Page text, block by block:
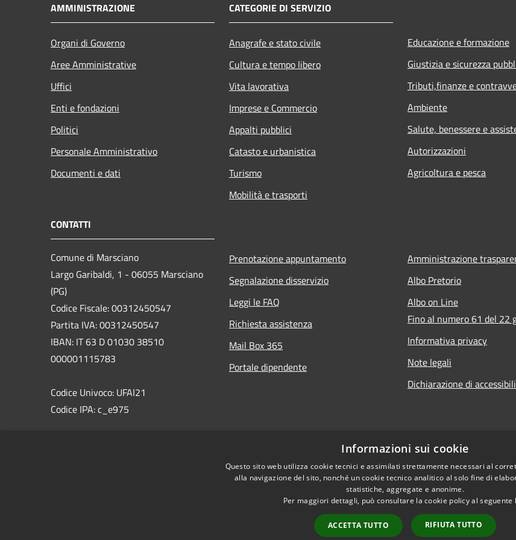
AMMINISTRAZIONE
Organi di Governo
Aree Amministrative
Uffici
Enti e fondazioni
Politici
Personale Amministrativo
Documenti e dati
CATEGORIE DI SERVIZIO
Anagrafe e stato civile
Cultura e tempo libero
Vita lavorativa
Imprese e Commercio
Appalti pubblici
Catasto e urbanistica
Turismo
Mobilità e trasporti
Educazione e formazione
Giustizia e sicurezza
Tributi,finanze e
Ambiente
Salute, benessere e
Autorizzazioni
Agricoltura e pesca
CONTATTI
Comune di Marsciano
Largo Garibaldi, 1 - 06055 Marsciano
(PG)
Codice Fiscale: 00312450547
Partita IVA: 00312450547
IBAN: IT 63 D 01030 38510
000001115783
Codice Univoco: UFAI21
Codice IPA: c_e975
Prenotazione appuntamento
Segnalazione disservizio
Leggi le FAQ
Richiesta assistenza
Mail Box 365
Portale dipendente
Amministrazione
Albo Pretorio
Albo on Line
Fino al numero 61 del 22
Informativa privacy
Note legali
Dichiarazione di
Informazioni sui cookie
Questo sito web utilizza cookie tecnici e assimilati strettamente necessari al
alla navigazione del sito, nonché un cookie tecnico analitico al solo fine di
statistiche, aggregate e anonime.
Per maggiori dettagli, può consultare la cookie policy al seguente
ACCETTA TUTTO RIFIUTA TUTTO